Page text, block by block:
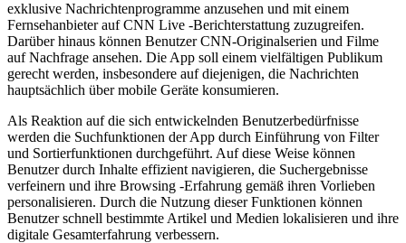
exklusive Nachrichtenprogramme anzusehen und mit einem
Fernsehanbieter auf CNN Live -Berichterstattung zuzugreifen.
Darüber hinaus können Benutzer CNN-Originalserien und Filme
auf Nachfrage ansehen. Die App soll einem vielfältigen Publikum
gerecht werden, insbesondere auf diejenigen, die Nachrichten
hauptsächlich über mobile Geräte konsumieren.
Als Reaktion auf die sich entwickelnden Benutzerbedürfnisse
werden die Suchfunktionen der App durch Einführung von Filter
und Sortierfunktionen durchgeführt. Auf diese Weise können
Benutzer durch Inhalte effizient navigieren, die Suchergebnisse
verfeinern und ihre Browsing -Erfahrung gemäß ihren Vorlieben
personalisieren. Durch die Nutzung dieser Funktionen können
Benutzer schnell bestimmte Artikel und Medien lokalisieren und ihre
digitale Gesamterfahrung verbessern.